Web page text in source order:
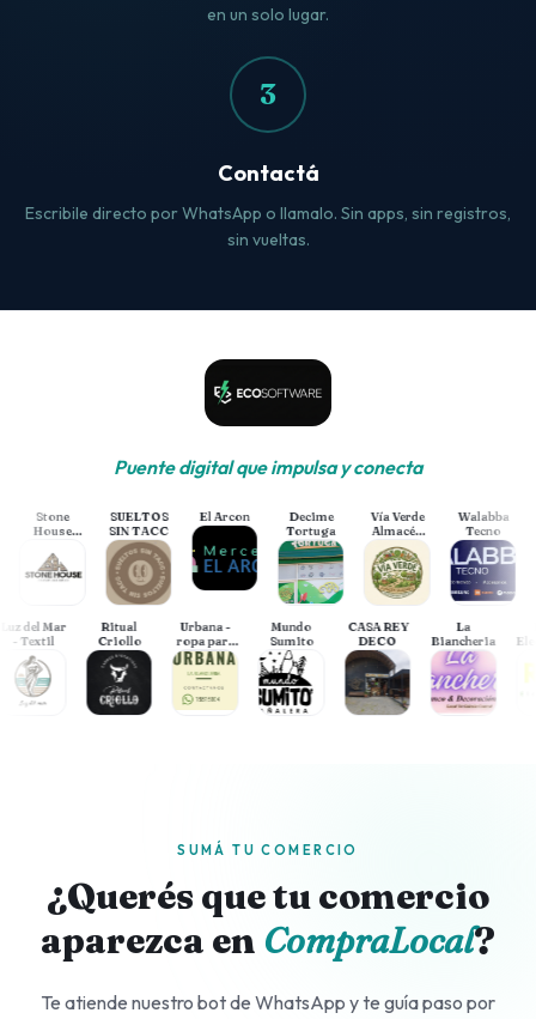
en un solo lugar.
3
Contactá
Escribile directo por WhatsApp o llamalo. Sin apps, sin registros,
sin vueltas.
Puente digital que impulsa y conecta
Stone
House
SUELTOS
SIN TACC
El Arcon
Decime
Tortuga
Vía Verde
Almacén
Saludable
Walabba
Tecno
Luz del Mar
- Textil
Ritual
Criollo
Urbana -
ropa para
tu casa
Mundo
Sumito
CASA REY
DECO
Biancheria
SUMÁ TU COMERCIO
¿Querés que tu comercio
aparezca en CompraLocal?
Te atiende nuestro bot de WhatsApp y te guía paso por